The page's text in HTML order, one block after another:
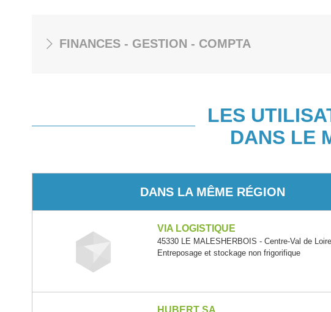
FINANCES - GESTION - COMPTA
LES
DANS LE
DANS LA MÊME RÉGION
VIA LOGISTIQUE
45330 LE MALESHERBOIS - Centre-Val de Loire
Entreposage et stockage non frigorifique
HUBERT SA